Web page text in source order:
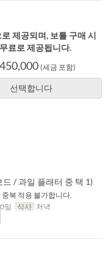
제공되며, 보틀 구매 시
료로 제공됩니다.
(세금 포함)
선택합니다
/ 과일 플래터 중 택 1)
복 적용 불가합니다.
일 식사 저녁